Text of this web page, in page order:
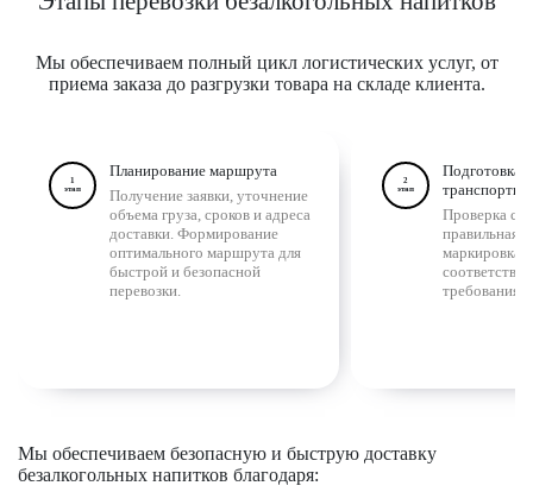
Мы обеспечиваем полный цикл логистических услуг, от
приема заказа до разгрузки товара на складе клиента.
1
этап
Планирование маршрута
Получение заявки, уточнение
объема груза, сроков и адреса
доставки. Формирование
оптимального маршрута для
быстрой и безопасной
перевозки.
2
этап
Подготовка
Проверка
правильная
маркировка.
требованиям.
Мы обеспечиваем безопасную и быструю доставку
безалкогольных напитков благодаря: